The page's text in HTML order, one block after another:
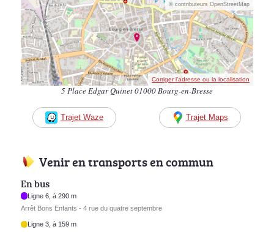
© contributeurs OpenStreetMap
Corriger l’adresse ou la localisation
5 Place Edgar Quinet 01000 Bourg-en-Bresse
Trajet Waze Trajet Maps
Venir en transports en commun
En bus
Ligne 6, à 290 m
Arrêt Bons Enfants - 4 rue du quatre septembre
Ligne 3, à 159 m